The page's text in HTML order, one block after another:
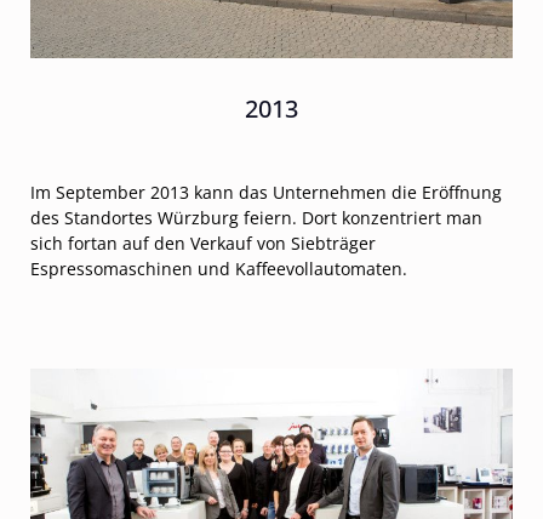
2013
Im September 2013 kann das Unternehmen die Eröffnung
des Standortes Würzburg feiern. Dort konzentriert man
sich fortan auf den Verkauf von Siebträger
Espressomaschinen und Kaffeevollautomaten.